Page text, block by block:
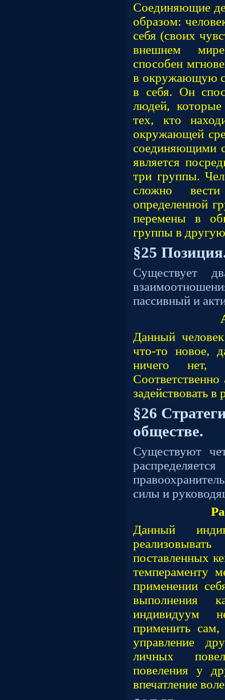
Соединяющие
образом:
себя (своих
внешнем
способен
в окружающую
в себя. Он
людей,
тех, кто
окружающей
соединяющими
является
три группы.
сложно
определенной
перемены в
группы в
§25
Существует
пассивный и
Данный
что-то новое,
ничего нет,
задействовать в
§26
обществе.
Существуют
силы и
Данный
поставленных
темпераменту
применении
выполнения
индивидуум
применить
управление
личных
повеления у
впечатление